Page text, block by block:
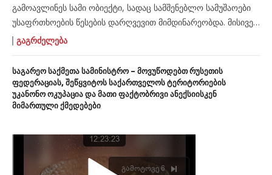
გამოავლინეს სამი ობიექტი, სადაც სამშენებლო სამუშაოები
უსაფრთხოების წესების დარღვევით მიმდინარეობდა. მისივე
თქმით, სამივე ობიექტზე სამუშაოები შეჩერებულია. „როგორც
მშენებარე ობიექტების მიერ სამშენებლო ნორმებისა და
უსაფრთხოების წესების შესრულების მონიტორინგს, რაც
ძალიან მნიშვნელოვანია. ჩვენ ამ გამოწვევაზე არაერთხელ
გვისაუბრია. გვახსოვს 2017 წელს, როდესაც ხელისუფლებაში
ᲒᲐᲒᲠᲫᲔᲚᲔᲑᲐ
საგარეო საქმეთა სამინისტრო – მოვუწოდებთ რუსეთის
ფედერაციას, შეწყვიტოს საქართველოს ტერიტორიების
უკანონო ოკუპაცია და მათი ფაქტობრივი ანექსიისკენ
მიმართული ქმედებები